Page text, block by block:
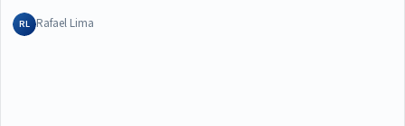
RL Rafael Lima